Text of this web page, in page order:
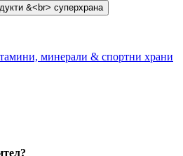
минерали & спортни храни